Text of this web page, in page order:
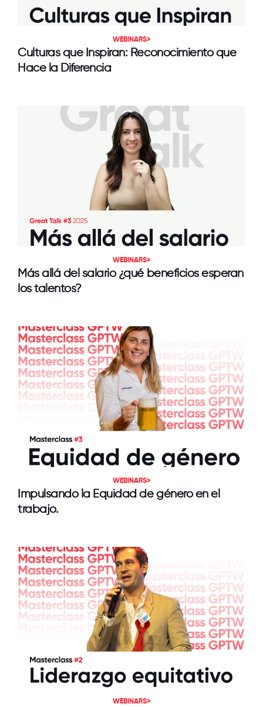
WEBINARS>
Culturas que Inspiran: Reconocimiento que
Hace la Diferencia
WEBINARS>
Más allá del salario ¿qué beneficios esperan
los talentos?
WEBINARS>
Impulsando la Equidad de género en el
trabajo.
WEBINARS>